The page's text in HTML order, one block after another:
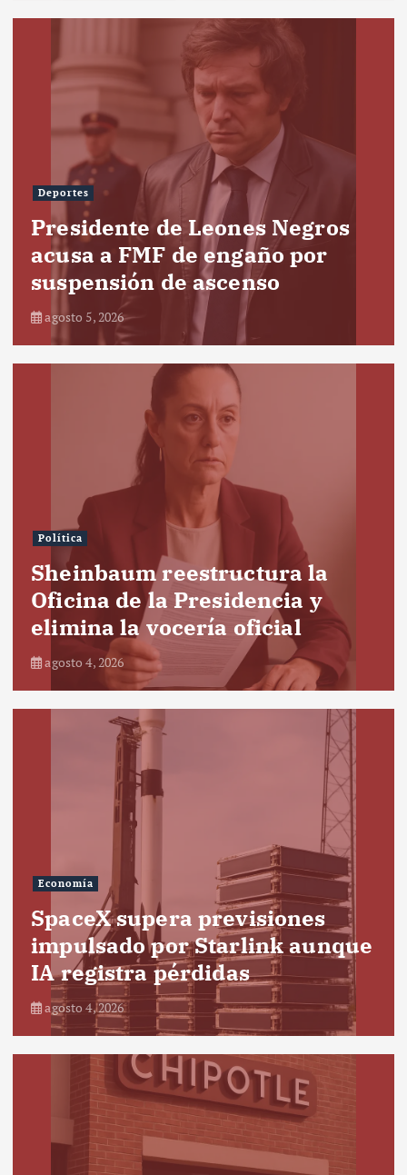
Deportes
Presidente de Leones Negros
acusa a FMF de engaño por
suspensión de ascenso
agosto 5, 2026
Política
Sheinbaum reestructura la
Oficina de la Presidencia y
elimina la vocería oficial
agosto 4, 2026
Economía
SpaceX supera previsiones
impulsado por Starlink aunque
IA registra pérdidas
agosto 4, 2026